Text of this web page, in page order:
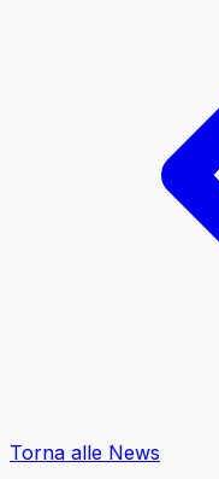
Torna alle News